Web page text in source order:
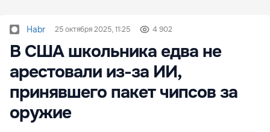
Habr 25 октября 2025, 11:25 4 902
В США школьника едва не
арестовали из-за ИИ,
принявшего пакет чипсов за
оружие